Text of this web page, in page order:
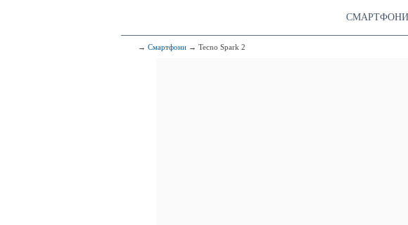
СМАРТФОНИ
→ Смартфони → Tecno Spark 2